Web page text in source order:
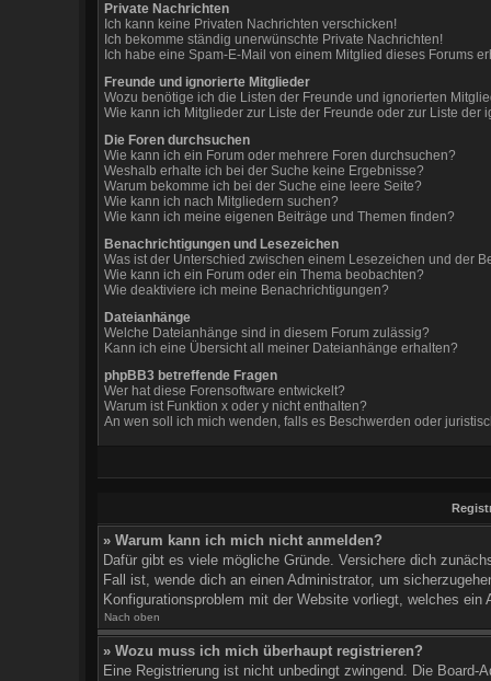
Private Nachrichten
Ich kann keine Privaten Nachrichten verschicken!
Ich bekomme ständig unerwünschte Private Nachrichten!
Ich habe eine Spam-E-Mail von einem Mitglied dieses Forums
Freunde und ignorierte Mitglieder
Wozu benötige ich die Listen der Freunde und ignorierten
Wie kann ich Mitglieder zur Liste der Freunde oder zur Liste
Die Foren durchsuchen
Wie kann ich ein Forum oder mehrere Foren durchsuchen?
Weshalb erhalte ich bei der Suche keine Ergebnisse?
Warum bekomme ich bei der Suche eine leere Seite?
Wie kann ich nach Mitgliedern suchen?
Wie kann ich meine eigenen Beiträge und Themen finden?
Benachrichtigungen und Lesezeichen
Was ist der Unterschied zwischen einem Lesezeichen und der
Wie kann ich ein Forum oder ein Thema beobachten?
Wie deaktiviere ich meine Benachrichtigungen?
Dateianhänge
Welche Dateianhänge sind in diesem Forum zulässig?
Kann ich eine Übersicht all meiner Dateianhänge erhalten?
phpBB3 betreffende Fragen
Wer hat diese Forensoftware entwickelt?
Warum ist Funktion x oder y nicht enthalten?
An wen soll ich mich wenden, falls es Beschwerden oder
» Warum kann ich mich nicht anmelden?
Dafür gibt es viele mögliche Gründe. Versichere dich
Fall ist, wende dich an einen Administrator, um
Konfigurationsproblem mit der Website vorliegt, welches ein
Nach oben
» Wozu muss ich mich überhaupt registrieren?
Eine Registrierung ist nicht unbedingt zwingend. Die